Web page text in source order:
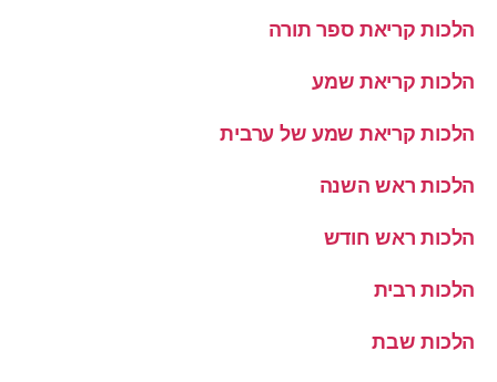
הלכות קריאת ספר תורה
הלכות קריאת שמע
הלכות קריאת שמע של ערבית
הלכות ראש השנה
הלכות ראש חודש
הלכות רבית
הלכות שבת